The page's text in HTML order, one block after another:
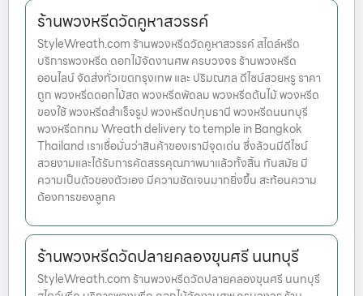
ร้านพวงหรีดวัดคูหาสวรรค์
StyleWreath.com ร้านพวงหรีดวัดคูหาสวรรค์ สไตล์หรีด
บริการพวงหรีด ดอกไม้จัดงานศพ ครบวงจร ร้านพวงหรีด
ออนไลน์ จัดส่งทั่วเขตกรุงเทพ และ ปริมณฑล ดีไซน์สวยหรู ราคา
ถูก พวงหรีดดอกไม้สด พวงหรีดพัดลม พวงหรีดต้นไม้ พวงหรีด
ของใช้ พวงหรีดสำเร็จรูป พวงหรีดปทุมธานี พวงหรีดนนทบุรี
พวงหรีดกทม Wreath delivery to temple in Bangkok
Thailand เราเชื่อมั่นว่าสินค้าของเรามีจุดเด่น ซึ่งล้วนมีดีไซน์
สวยงามและได้รับการคัดสรรคุณภาพมาแล้วทั้งสิ้น ทันสมัย มี
ความเป็นตัวของตัวเอง มีความชัดเจนมากยิ่งขึ้น สะท้อนความ
ต้องการของลูกค
ร้านพวงหรีดวัดปลายคลองขุนศรี นนทบุรี
StyleWreath.com ร้านพวงหรีดวัดปลายคลองขุนศรี นนทบุรี